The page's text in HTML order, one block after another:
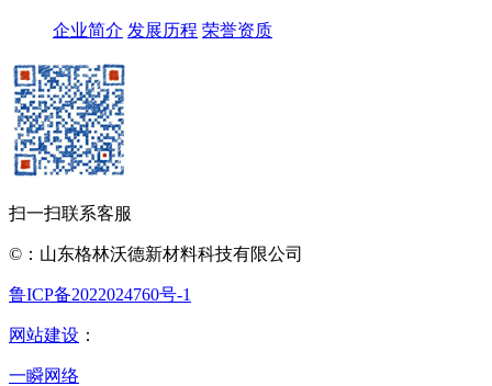
企业简介 发展历程 荣誉资质
扫一扫联系客服
©：山东格林沃德新材料科技有限公司
鲁ICP备2022024760号-1
网站建设 ：
一瞬网络